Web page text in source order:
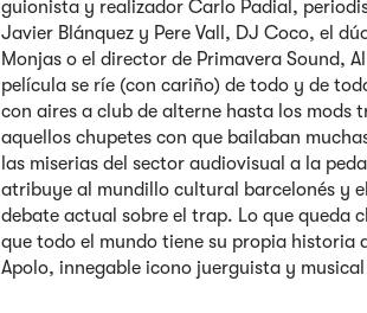
guionista y realizador Carlo Padial,
Javier Blánquez y Pere Vall, DJ Coco, el
Monjas o el director de Primavera Sound,
película se ríe (con cariño) de todo y de
con aires a club de alterne hasta los mods
aquellos chupetes con que bailaban
las miserias del sector audiovisual a la
atribuye al mundillo cultural barcelonés y
debate actual sobre el trap. Lo que queda
que todo el mundo tiene su propia historia
Apolo, innegable icono juerguista y